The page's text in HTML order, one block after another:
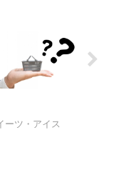
ーツ・アイス